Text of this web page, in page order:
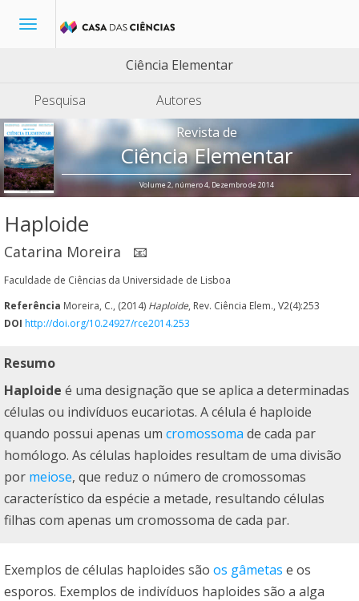
Toggle
Ciência Elementar
Pesquisa
Autores
Revista de
Ciência Elementar
Volume 2, número 4, Dezembro de 2014
Haploide
Catarina Moreira 📧
Faculdade de Ciências da Universidade de Lisboa
Referência Moreira, C., (2014) Haploide, Rev. Ciência Elem., V2(4):253
DOI http://doi.org/10.24927/rce2014.253
Resumo
Haploide é uma designação que se aplica a determinadas
células ou indivíduos eucariotas. A célula é haploide
quando possui apenas um cromossoma de cada par
homólogo. As células haploides resultam de uma divisão
por meiose, que reduz o número de cromossomas
característico da espécie a metade, resultando células
filhas com apenas um cromossoma de cada par.
Exemplos de células haploides são os gâmetas e os
esporos. Exemplos de indivíduos haploides são a alga